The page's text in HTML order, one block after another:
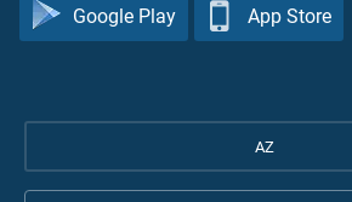
Google Play App Store
AZ